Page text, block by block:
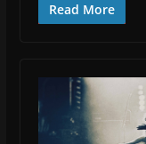
Read More